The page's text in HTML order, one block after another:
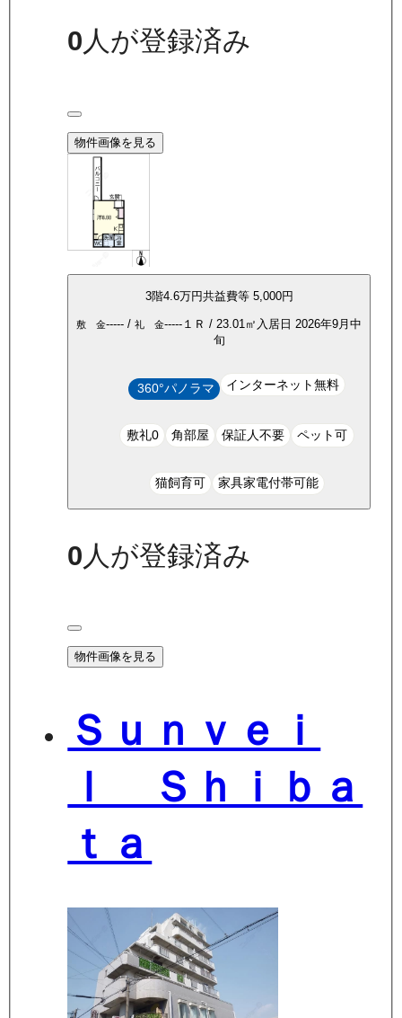
0人が登録済み
物件画像を見る
3階4.6万円共益費等 5,000円
敷 金----- / 礼 金----- １Ｒ / 23.01㎡ 入居日 2026年9月中
旬
360°パノラマ インターネット無料
敷礼0 角部屋 保証人不要 ペット可
猫飼育可 家具家電付帯可能
0人が登録済み
物件画像を見る
Ｓｕｎｖｅｉ
ｌ Ｓｈｉｂａ
ｔａ